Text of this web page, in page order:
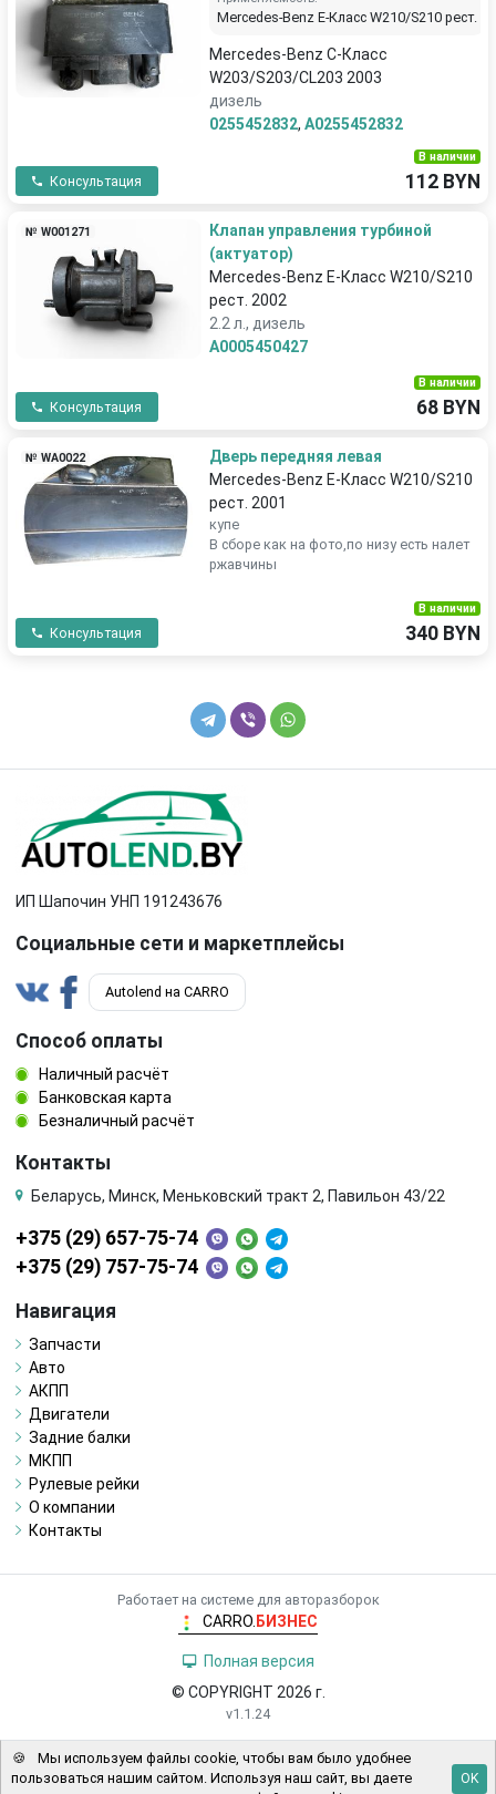
Mercedes-Benz E-Класс W210/S210 рест.
Mercedes-Benz C-Класс
W203/S203/CL203 2003
дизель
0255452832, A0255452832
Консультация
В наличии
112 BYN
№ W001271
Клапан управления турбиной
(актуатор)
Mercedes-Benz E-Класс W210/S210
рест. 2002
2.2 л., дизель
A0005450427
Консультация
В наличии
68 BYN
№ WA0022
Дверь передняя левая
Mercedes-Benz E-Класс W210/S210
рест. 2001
купе
В сборе как на фото,по низу есть налет
ржавчины
Консультация
В наличии
340 BYN
ИП Шапочин УНП 191243676
Социальные сети и маркетплейсы
Autolend на CARRO
Способ оплаты
Наличный расчёт
Банковская карта
Безналичный расчёт
Контакты
Беларусь, Минск, Меньковский тракт 2, Павильон 43/22
+375 (29) 657-75-74
+375 (29) 757-75-74
Навигация
Запчасти
Авто
АКПП
Двигатели
Задние балки
МКПП
Рулевые рейки
О компании
Контакты
Работает на системе для авторазборок
CARRO. БИЗНЕС
Полная версия
© COPYRIGHT 2026 г.
v1.1.24
🍪
Мы используем файлы cookie, чтобы вам было удобнее
пользоваться нашим сайтом. Используя наш сайт, вы даете
OK